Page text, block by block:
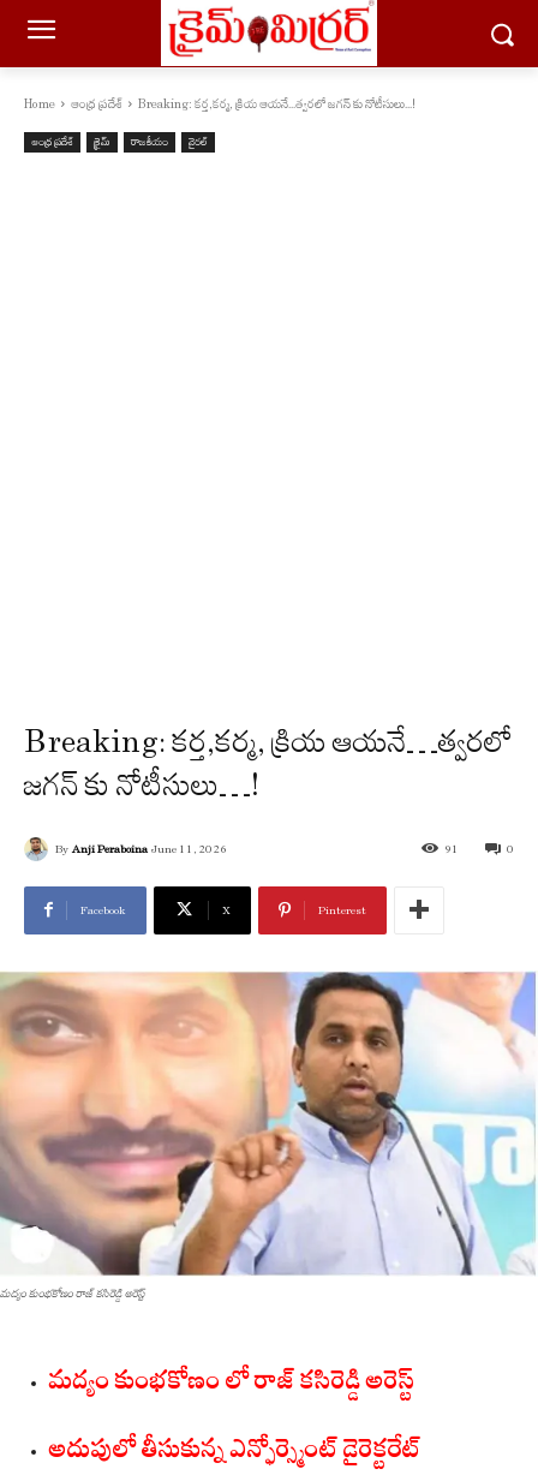
Home ఆంధ్ర ప్రదేశ్ Breaking: కర్త,కర్మ, క్రియ ఆయనే...త్వరలో జగన్ కు నోటీసులు...!
ఆంధ్ర ప్రదేశ్ క్రైమ్ రాజకీయం వైరల్
Breaking: కర్త,కర్మ, క్రియ ఆయనే…త్వరలో
జగన్ కు నోటీసులు…!
By Anji Peraboina June 11, 2026 0
91
Facebook X Pinterest
మద్యం కుంభకోణం రాజ్ కసిరెడ్డి అరెస్ట్
మద్యం కుంభకోణం లో రాజ్ కసిరెడ్డి అరెస్ట్
అదుపులో తీసుకున్న ఎన్ఫోర్స్మెంట్ డైరెక్టరేట్